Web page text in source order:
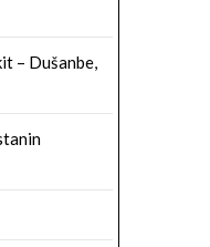
– Dušanbe,